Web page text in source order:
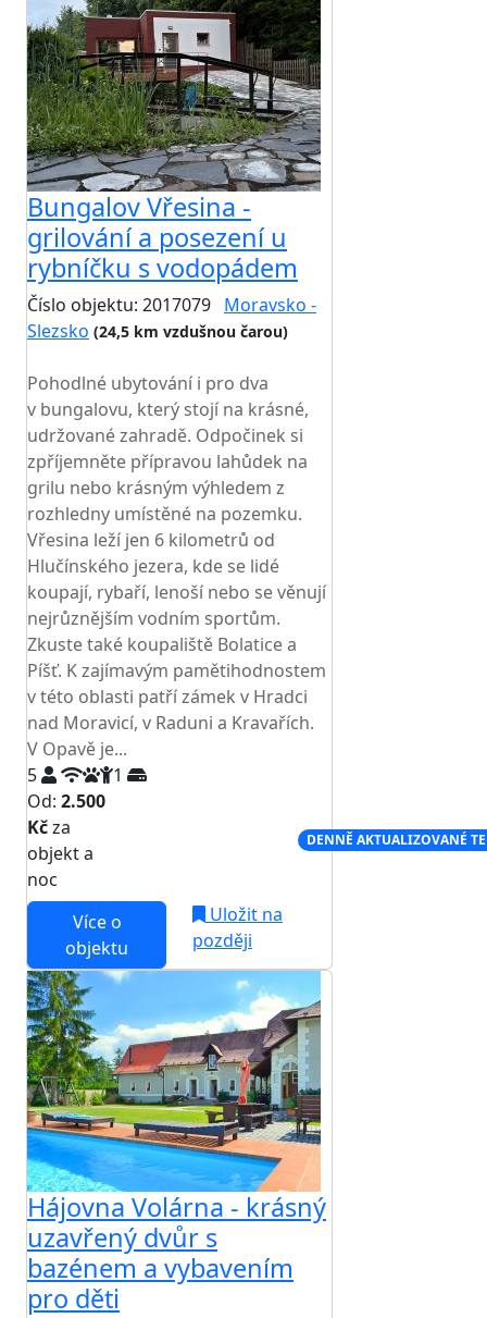
Bungalov Vřesina -
grilování a posezení u
rybníčku s vodopádem
Číslo objektu: 2017079 Moravsko -
Slezsko (24,5 km vzdušnou čarou)
Pohodlné ubytování i pro dva
v bungalovu, který stojí na krásné,
udržované zahradě. Odpočinek si
zpříjemněte přípravou lahůdek na
grilu nebo krásným výhledem z
rozhledny umístěné na pozemku.
Vřesina leží jen 6 kilometrů od
Hlučínského jezera, kde se lidé
koupají, rybaří, lenoší nebo se věnují
nejrůznějším vodním sportům.
Zkuste také koupaliště Bolatice a
Píšť. K zajímavým pamětihodnostem
v této oblasti patří zámek v Hradci
nad Moravicí, v Raduni a Kravařích.
V Opavě je...
5
1
Od: 2.500
Kčza
objekt a
noc
DENNĚ AKTUALIZOVANÉ
Více o
objektu
Uložit na
později
Hájovna Volárna - krásný
uzavřený dvůr s
bazénem a vybavením
pro děti